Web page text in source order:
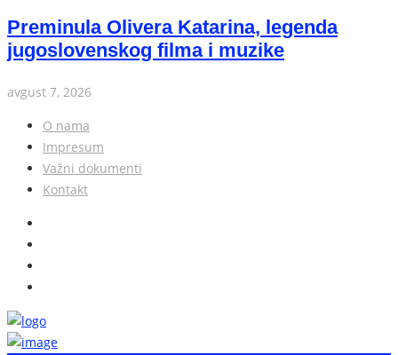
Preminula Olivera Katarina, legenda
jugoslovenskog filma i muzike
avgust 7, 2026
O nama
Impresum
Važni dokumenti
Kontakt